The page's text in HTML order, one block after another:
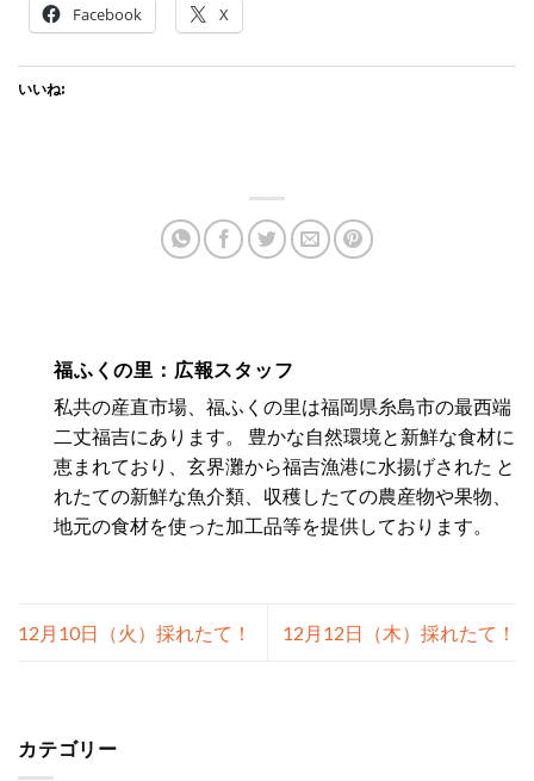
カテゴリー
Facebook X
いいね:
福ふくの里：広報スタッフ
私共の産直市場、福ふくの里は福岡県糸島市の最西端
二丈福吉にあります。 豊かな自然環境と新鮮な食材に
恵まれており、玄界灘から福吉漁港に水揚げされた と
れたての新鮮な魚介類、収穫したての農産物や果物、
地元の食材を使った加工品等を提供しております。
12月10日（火）採れたて！ 12月12日（木）採れたて！